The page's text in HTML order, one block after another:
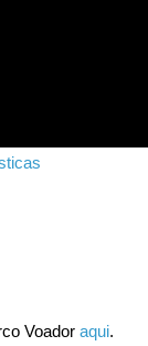
Voador aqui.